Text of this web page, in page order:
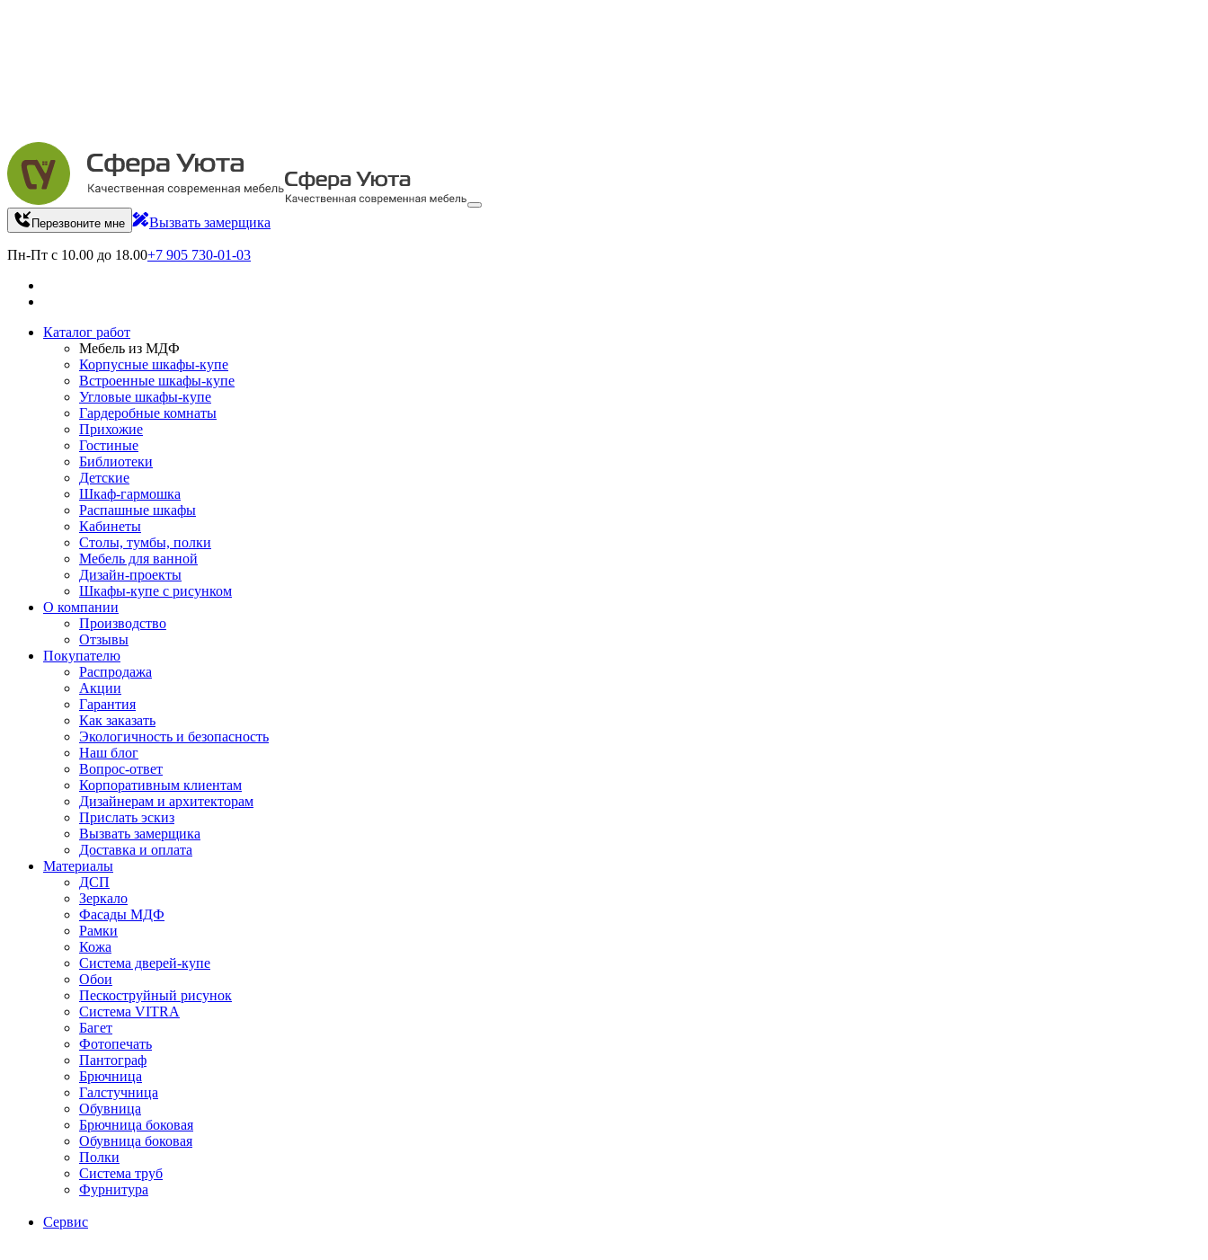
Перезвоните мне Вызвать замерщика
Пн-Пт с 10.00 до 18.00+7 905 730-01-03
Каталог работ
Мебель из МДФ
Корпусные шкафы-купе
Встроенные шкафы-купе
Угловые шкафы-купе
Гардеробные комнаты
Прихожие
Гостиные
Библиотеки
Детские
Шкаф-гармошка
Распашные шкафы
Кабинеты
Столы, тумбы, полки
Мебель для ванной
Дизайн-проекты
Шкафы-купе с рисунком
О компании
Производство
Отзывы
Покупателю
Распродажа
Акции
Гарантия
Как заказать
Экологичность и безопасность
Наш блог
Вопрос-ответ
Корпоративным клиентам
Дизайнерам и архитекторам
Прислать эскиз
Вызвать замерщика
Доставка и оплата
Материалы
ДСП
Зеркало
Фасады МДФ
Рамки
Кожа
Система дверей-купе
Обои
Пескоструйный рисунок
Система VITRA
Багет
Фотопечать
Пантограф
Брючница
Галстучница
Обувница
Брючница боковая
Обувница боковая
Полки
Система труб
Фурнитура
Сервис